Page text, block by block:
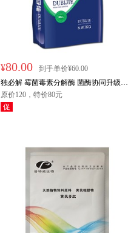
¥80.00
到手单价¥60.00
独必解 霉菌毒素分解酶 菌酶协同升级版
1kg/袋 拌料4吨
原价120，特价80元
促
限时秒杀